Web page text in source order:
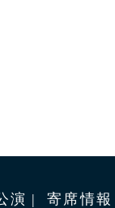
演 寄席情報